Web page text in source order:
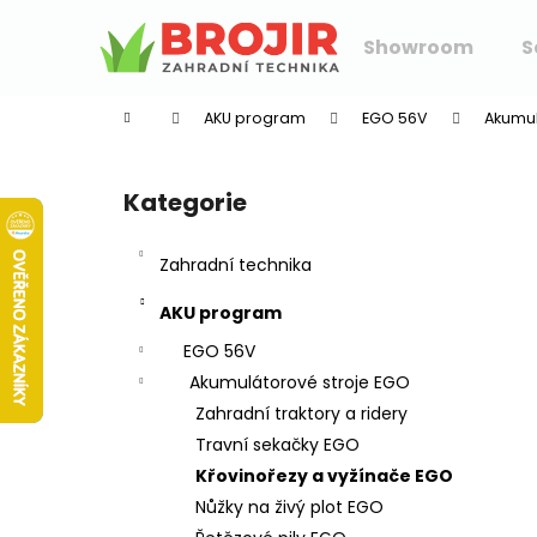
Showroom
AKU program EGO 56V
Přeskočit
kategorie
Kategorie
Zahradní technika
AKU program
EGO 56V
Akumulátorové stroje EGO
Zahradní traktory a ridery
Travní sekačky EGO
Křovinořezy a vyžínače EGO
Nůžky na živý plot EGO
Zpět
Zpět